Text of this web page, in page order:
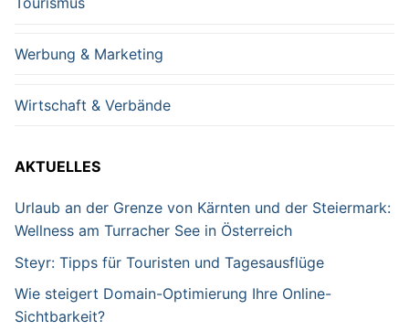
Werbung & Marketing
Wirtschaft & Verbände
AKTUELLES
Urlaub an der Grenze von Kärnten und der Steiermark:
Wellness am Turracher See in Österreich
Steyr: Tipps für Touristen und Tagesausflüge
Wie steigert Domain-Optimierung Ihre Online-
Sichtbarkeit?